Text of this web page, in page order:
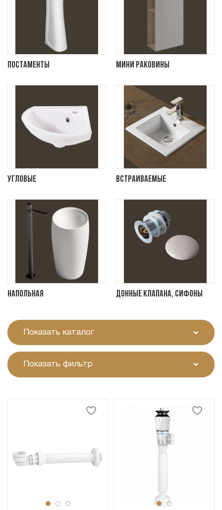
Постаменты Мини раковины
Угловые Встраиваемые
Напольная Донные клапана, сифоны
Показать каталог
Показать фильтр